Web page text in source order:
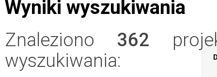
Wyniki wyszukiwania
Znaleziono 362
wyszukiwania: